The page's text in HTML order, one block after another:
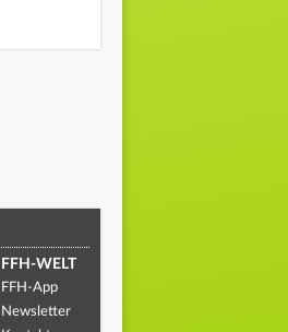
FFH-WELT
FFH-App
Newsletter